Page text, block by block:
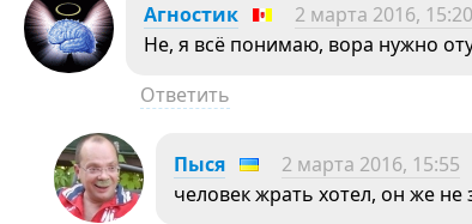
Агностик 2 марта 2016, 15:20
Не, я всё понимаю, вора нужно
Ответить
Пыся 2 марта 2016, 15:55
человек жрать хотел, он же